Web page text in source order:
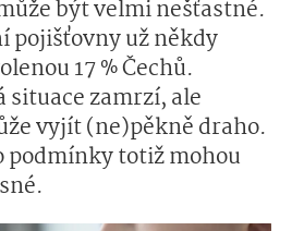
být velmi nešťastné.
pojišťovny už někdy
17 % Čechů.
situace zamrzí, ale
vyjít (ne)pěkně draho.
podmínky totiž mohou